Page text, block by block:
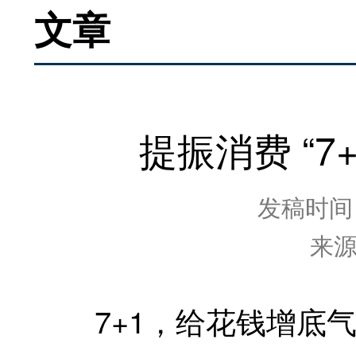
文章
提振消费
发稿时
来
7+1，给花钱增底气